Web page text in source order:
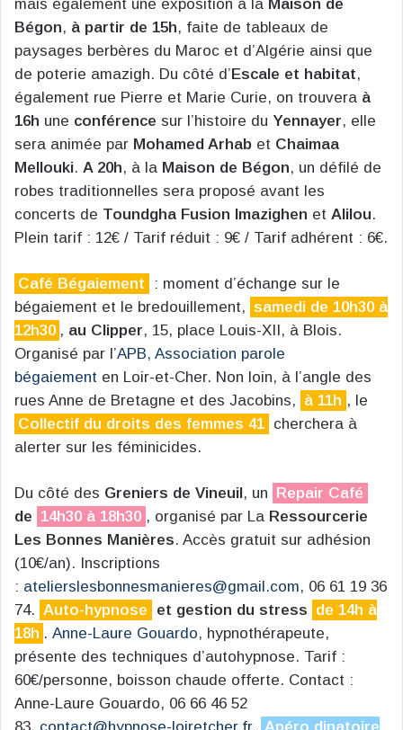
mais également une exposition à la Maison de
Bégon, à partir de 15h, faite de tableaux de
paysages berbères du Maroc et d’Algérie ainsi que
de poterie amazigh. Du côté d’ Escale et habitat,
également rue Pierre et Marie Curie, on trouvera à
16h une conférence sur l’histoire du Yennayer, elle
sera animée par Mohamed Arhab et Chaimaa
Mellouki. A 20h, à la Maison de Bégon, un défilé de
robes traditionnelles sera proposé avant les
concerts de Toundgha Fusion Imazighen et Alilou.
Plein tarif : 12€ / Tarif réduit : 9€ / Tarif adhérent : 6€.
Café Bégaiement
: moment d’échange sur le
bégaiement et le bredouillement, samedi de 10h30 à
12h30 , au Clipper, 15, place Louis-XII, à Blois.
Organisé par l’APB, Association parole
bégaiement en Loir-et-Cher. Non loin, à l’angle des
rues Anne de Bretagne et des Jacobins, à 11h , le
Collectif du droits des femmes 41 cherchera à
alerter sur les féminicides.
Du côté des Greniers de Vineuil , un
Repair Café
de 14h30 à 18h30 , organisé par La Ressourcerie
Les Bonnes Manières. Accès gratuit sur adhésion
(10€/an). Inscriptions
: atelierslesbonnesmanieres@gmail.com, 06 61 19 36
74. Auto-hypnose et gestion du stress de 14h à
18h .Anne-Laure Gouardo, hypnothérapeute,
présente des techniques d’autohypnose. Tarif :
60€/personne, boisson chaude offerte. Contact :
Anne-Laure Gouardo, 06 66 46 52